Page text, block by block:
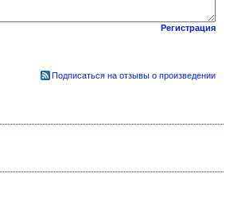
Регистрация
Подписаться на отзывы о произведении